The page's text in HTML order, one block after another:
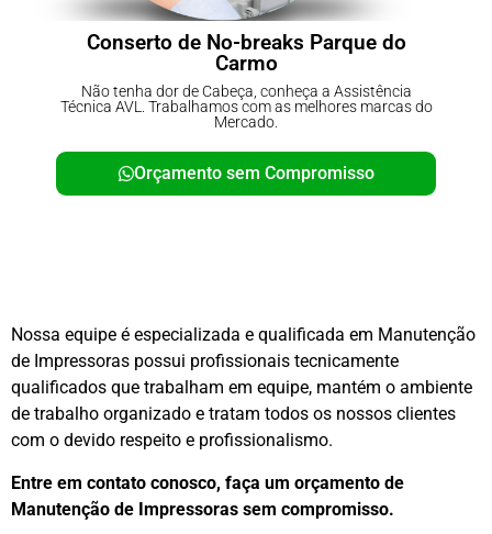
Conserto de No-breaks Parque do
Carmo
Não tenha dor de Cabeça, conheça a Assistência
Técnica AVL. Trabalhamos com as melhores marcas do
Mercado.
Orçamento sem Compromisso
Nossa equipe é especializada e qualificada em Manutenção
de Impressoras possui profissionais tecnicamente
qualificados que trabalham em equipe, mantém o ambiente
de trabalho organizado e tratam todos os nossos clientes
com o devido respeito e profissionalismo.
Entre em contato conosco, faça um orçamento de
Manutenção de Impressoras sem compromisso.